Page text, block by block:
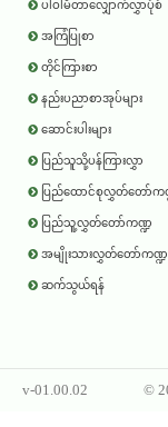
ပါဝါမီတာလျှောက်လွှာပုံစံ
အကြံပြုစာ
တိုင်ကြားစာ
နည်းပညာစာအုပ်များ
ဆောင်းပါးများ
ပြည်သူသို့ပန်ကြားလွှာ
ပြည်ထောင်စုလွှတ်တော်က
ပြည်သူ့လွှတ်တော်ကဏ္ဍ
အမျိုးသားလွှတ်တော်ကဏ္ဍ
ဆက်သွယ်ရန်
v-01.00.02 ©